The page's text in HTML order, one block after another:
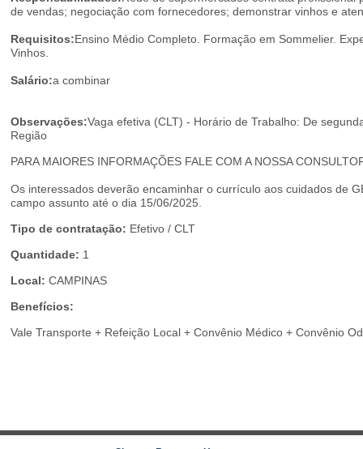
de vendas; negociação com fornecedores; demonstrar vinhos e
Requisitos:Ensino Médio Completo. Formação em Sommelier.
Vinhos.
Salário:a combinar
Observações:Vaga efetiva (CLT) - Horário de Trabalho: De
Região
PARA MAIORES INFORMAÇÕES FALE COM A NOSSA
Os interessados deverão encaminhar o currículo aos cuidados de
campo assunto até o dia 15/06/2025.
Tipo de contratação: Efetivo / CLT
Quantidade: 1
Local: CAMPINAS
Benefícios:
Vale Transporte + Refeição Local + Convênio Médico + Convênio